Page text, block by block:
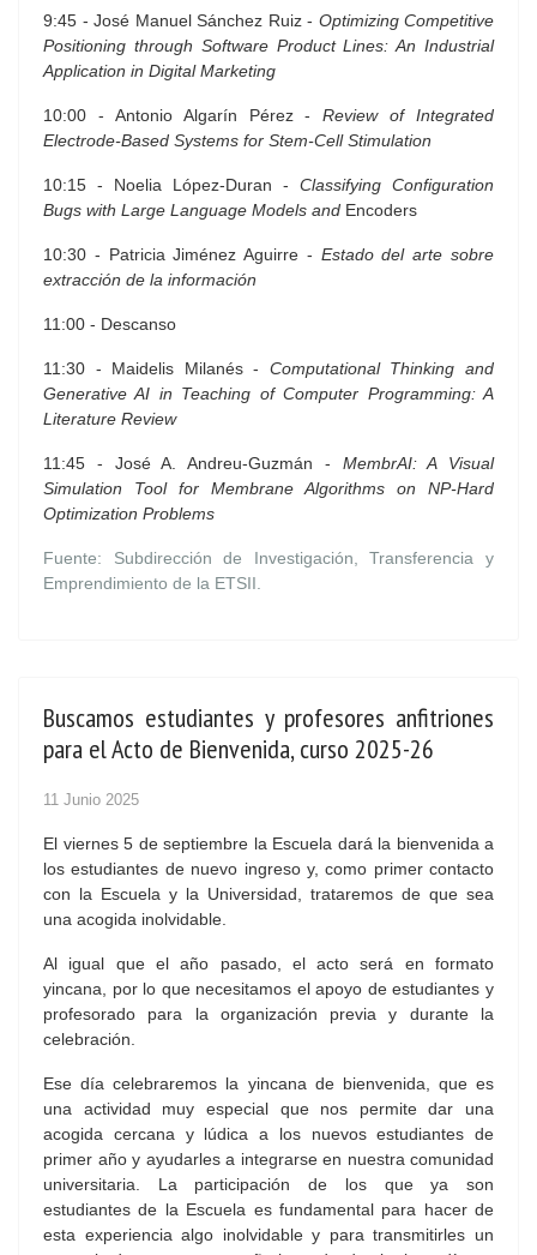
9:45 - José Manuel Sánchez Ruiz - Optimizing Competitive
Positioning through Software Product Lines: An Industrial
Application in Digital Marketing
10:00 - Antonio Algarín Pérez -Review of Integrated
Electrode-Based Systems for Stem-Cell Stimulation
10:15 - Noelia López-Duran - Classifying Configuration
Bugs with Large Language Models and Encoders
10:30 - Patricia Jiménez Aguirre - Estado del arte sobre
extracción de la información
11:00 - Descanso
11:30 - Maidelis Milanés - Computational Thinking and
Generative AI in Teaching of Computer Programming: A
Literature Review
11:45 - José A. Andreu-Guzmán - MembrAI: A Visual
Simulation Tool for Membrane Algorithms on NP-Hard
Optimization Problems
Fuente: Subdirección de Investigación, Transferencia y
Emprendimiento de la ETSII.
Buscamos estudiantes y profesores anfitriones
para el Acto de Bienvenida, curso 2025-26
11 Junio 2025
El viernes 5 de septiembre la Escuela dará la bienvenida a
los estudiantes de nuevo ingreso y, como primer contacto
con la Escuela y la Universidad, trataremos de que sea
una acogida inolvidable.
Al igual que el año pasado, el acto será en formato
yincana, por lo que necesitamos el apoyo de estudiantes y
profesorado para la organización previa y durante la
celebración.
Ese día celebraremos la yincana de bienvenida, que es
una actividad muy especial que nos permite dar una
acogida cercana y lúdica a los nuevos estudiantes de
primer año y ayudarles a integrarse en nuestra comunidad
universitaria. La participación de los que ya son
estudiantes de la Escuela es fundamental para hacer de
esta experiencia algo inolvidable y para transmitirles un